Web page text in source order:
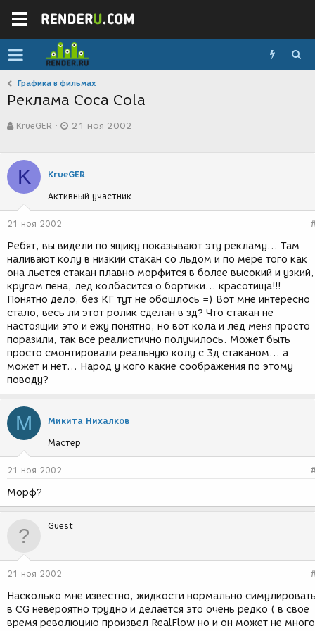
Графика в фильмах
Реклама Coca Cola
в
р
е
ы
KrueGER
а
о
з
и
я
21 ноя 2002
K KrueGER
Активный участник
21 ноя 2002
Ребят, вы видели по ящику показывают эту рекламу... Там
наливают колу в низкий стакан со льдом и по мере того как
она льется стакан плавно морфится в более высокий и узкий,
кругом пена, лед колбасится о бортики... красотища!!!
Понятно дело, без КГ тут не обошлось =) Вот мне интересно
стало, весь ли этот ролик сделан в зд? Что стакан не
настоящий это и ежу понятно, но вот кола и лед меня просто
поразили, так все реалистично получилось. Может быть
просто смонтировали реальную колу с 3д стаканом... а
может и нет... Народ у кого какие соображения по этому
поводу?
М Микита Нихалков
Мастер
21 ноя 2002
Морф?
Guest
21 ноя 2002
Насколько мне известно, жидкости нормально
в CG невероятно трудно и делается это очень редко ( в свое
время революцию произвел RealFlow но и он может не